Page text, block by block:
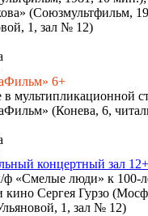
(Союзмультфильм,
1, зал № 12)
6+
в мультипликационной
(Конева, 6,
концертный зал 12+
ф «Смелые люди» к 100-
кино Сергея Гурзо
1, зал № 12)